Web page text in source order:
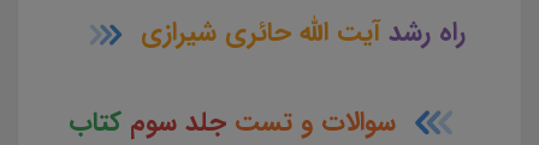
راه رشدآیت الله حائری شیرازی
سوالات و تستجلد سومکتاب